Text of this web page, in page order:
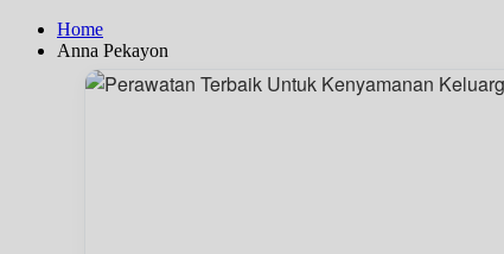
Home
Anna Pekayon